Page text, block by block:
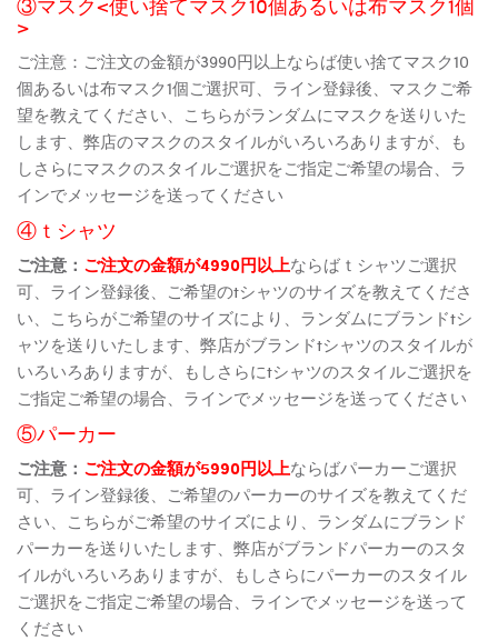
>
ご注意：ご注文の金額が3990円以上ならば使い捨てマスク10
個あるいは布マスク1個ご選択可、ライン登録後、マスクご希
望を教えてください、こちらがランダムにマスクを送りいた
します、弊店のマスクのスタイルがいろいろありますが、も
しさらにマスクのスタイルご選択をご指定ご希望の場合、ラ
インでメッセージを送ってください
④ｔシャツ
ご注意： ご注文の金額が4990円以上ならばｔシャツご選択
可、ライン登録後、ご希望のtシャツのサイズを教えてくださ
い、こちらがご希望のサイズにより、ランダムにブランドtシ
ャツを送りいたします、弊店がブランドtシャツのスタイルが
いろいろありますが、もしさらにtシャツのスタイルご選択を
ご指定ご希望の場合、ラインでメッセージを送ってください
⑤パーカー
ご注意： ご注文の金額が5990円以上ならばパーカーご選択
可、ライン登録後、ご希望のパーカーのサイズを教えてくだ
さい、こちらがご希望のサイズにより、ランダムにブランド
パーカーを送りいたします、弊店がブランドパーカーのスタ
イルがいろいろありますが、もしさらにパーカーのスタイル
ご選択をご指定ご希望の場合、ラインでメッセージを送って
ください